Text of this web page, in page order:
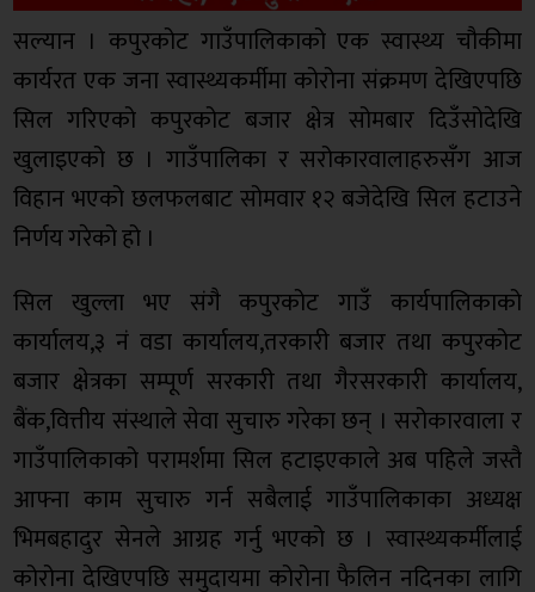
सल्यान । कपुरकोट गाउँपालिकाको एक स्वास्थ्य चौकीमा
कार्यरत एक जना स्वास्थ्यकर्मीमा कोरोना संक्रमण देखिएपछि
सिल गरिएको कपुरकोट बजार क्षेत्र सोमबार दिउँसोदेखि
खुलाइएको छ । गाउँपालिका र सरोकारवालाहरुसँग आज
विहान भएको छलफलबाट सोमवार १२ बजेदेखि सिल हटाउने
निर्णय गरेको हो ।
सिल खुल्ला भए संगै कपुरकोट गाउँ कार्यपालिकाको
कार्यालय,३ नं वडा कार्यालय,तरकारी बजार तथा कपुरकोट
बजार क्षेत्रका सम्पूर्ण सरकारी तथा गैरसरकारी कार्यालय,
बैंक,वित्तीय संस्थाले सेवा सुचारु गरेका छन् । सरोकारवाला र
गाउँपालिकाको परामर्शमा सिल हटाइएकाले अब पहिले जस्तै
आफ्ना काम सुचारु गर्न सबैलाई गाउँपालिकाका अध्यक्ष
भिमबहादुर सेनले आग्रह गर्नु भएको छ । स्वास्थ्यकर्मीलाई
कोरोना देखिएपछि समुदायमा कोरोना फैलिन नदिनका लागि